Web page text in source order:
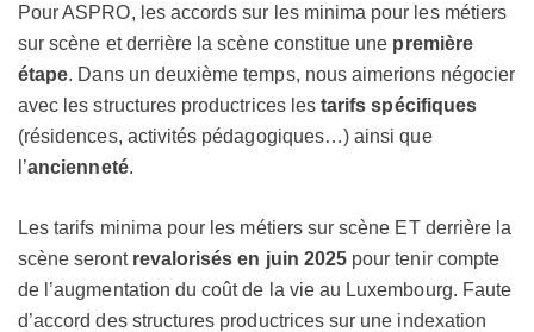
Pour ASPRO, les accords sur les minima pour les métiers
sur scène et derrière la scène constitue une première
étape. Dans un deuxième temps, nous aimerions négocier
avec les structures productrices lestarifs spécifiques
(résidences, activités pédagogiques…) ainsi que
l’ancienneté.
Les tarifs minima pour les métiers sur scène ET derrière la
scène serontrevalorisés en juin 2025 pour tenir compte
de l’augmentation du coût de la vie au Luxembourg. Faute
d’accord des structures productrices sur une indexation